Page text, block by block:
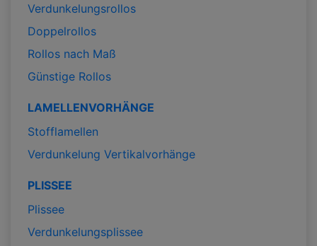
Verdunkelungsrollos
Doppelrollos
Rollos nach Maß
Günstige Rollos
LAMELLENVORHÄNGE
Stofflamellen
Verdunkelung Vertikalvorhänge
PLISSEE
Plissee
Verdunkelungsplissee